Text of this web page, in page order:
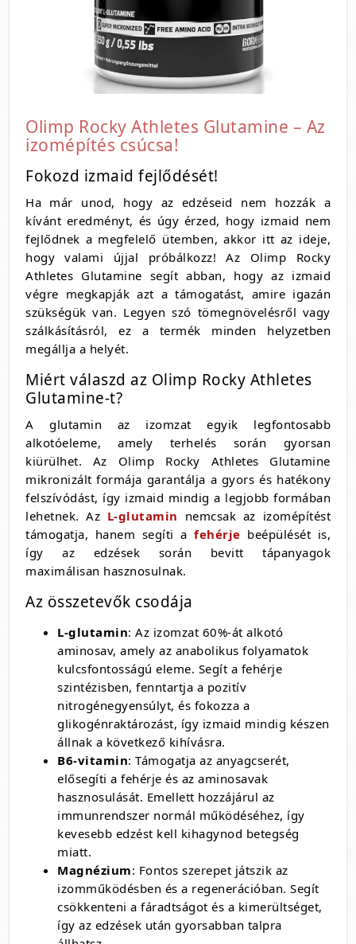
Olimp Rocky Athletes Glutamine – Az
izomépítés csúcsa!
Fokozd izmaid fejlődését!
Ha már unod, hogy az edzéseid nem hozzák a
kívánt eredményt, és úgy érzed, hogy izmaid nem
fejlődnek a megfelelő ütemben, akkor itt az ideje,
hogy valami újjal próbálkozz! Az Olimp Rocky
Athletes Glutamine segít abban, hogy az izmaid
végre megkapják azt a támogatást, amire igazán
szükségük van. Legyen szó tömegnövelésről vagy
szálkásításról, ez a termék minden helyzetben
megállja a helyét.
Miért válaszd az Olimp Rocky Athletes
Glutamine-t?
A glutamin az izomzat egyik legfontosabb
alkotóeleme, amely terhelés során gyorsan
kiürülhet. Az Olimp Rocky Athletes Glutamine
mikronizált formája garantálja a gyors és hatékony
felszívódást, így izmaid mindig a legjobb formában
lehetnek. Az L-glutamin nemcsak az izomépítést
támogatja, hanem segíti a fehérje beépülését is,
így az edzések során bevitt tápanyagok
maximálisan hasznosulnak.
Az összetevők csodája
L-glutamin: Az izomzat 60%-át alkotó
aminosav, amely az anabolikus folyamatok
kulcsfontosságú eleme. Segít a fehérje
szintézisben, fenntartja a pozitív
nitrogénegyensúlyt, és fokozza a
glikogénraktározást, így izmaid mindig készen
állnak a következő kihívásra.
B6-vitamin: Támogatja az anyagcserét,
elősegíti a fehérje és az aminosavak
hasznosulását. Emellett hozzájárul az
immunrendszer normál működéséhez, így
kevesebb edzést kell kihagynod betegség
miatt.
Magnézium: Fontos szerepet játszik az
izomműködésben és a regenerációban. Segít
csökkenteni a fáradtságot és a kimerültséget,
így az edzések után gyorsabban talpra